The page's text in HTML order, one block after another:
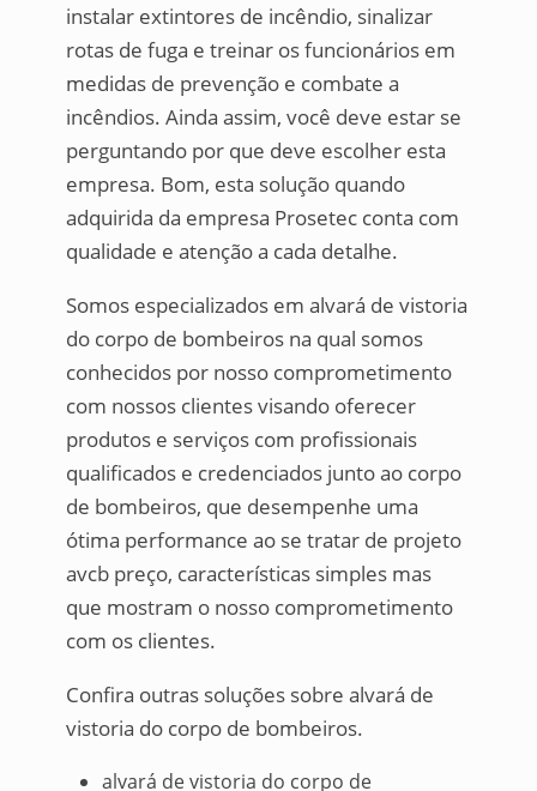
instalar extintores de incêndio, sinalizar
rotas de fuga e treinar os funcionários em
medidas de prevenção e combate a
incêndios. Ainda assim, você deve estar se
perguntando por que deve escolher esta
empresa. Bom, esta solução quando
adquirida da empresa Prosetec conta com
qualidade e atenção a cada detalhe.
Somos especializados em alvará de vistoria
do corpo de bombeiros na qual somos
conhecidos por nosso comprometimento
com nossos clientes visando oferecer
produtos e serviços com profissionais
qualificados e credenciados junto ao corpo
de bombeiros, que desempenhe uma
ótima performance ao se tratar de projeto
avcb preço, características simples mas
que mostram o nosso comprometimento
com os clientes.
Confira outras soluções sobre alvará de
vistoria do corpo de bombeiros.
alvará de vistoria do corpo de